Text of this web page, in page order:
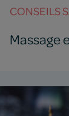
CONSEILS
Massage